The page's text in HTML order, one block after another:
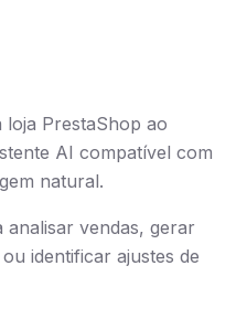
loja PrestaShop ao
AI compatível com
natural.
analisar vendas, gerar
identificar ajustes de